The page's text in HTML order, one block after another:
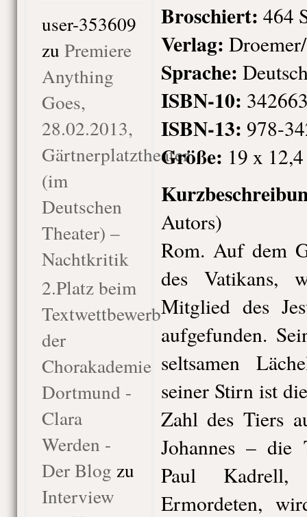
user-353609
zu Premiere
Anything
Goes,
28.02.2013,
Gärtnerplatztheater
(im
Deutschen
Theater) –
Nachtkritik
2.Platz beim
Textwettbewerb
der
Chorakademie
Dortmund -
Clara
Werden -
Der Blog zu
Interview
Broschiert: 464
Verlag:
Sprache:
ISBN-10:
ISBN-13: 978-
Größe: 19 x
Autors)
Rom. Auf dem
des Vatikans,
Mitglied des
aufgefunden.
seltsamen
seiner Stirn ist
Zahl des Tiers
Johannes – die
Paul
Ermordeten,